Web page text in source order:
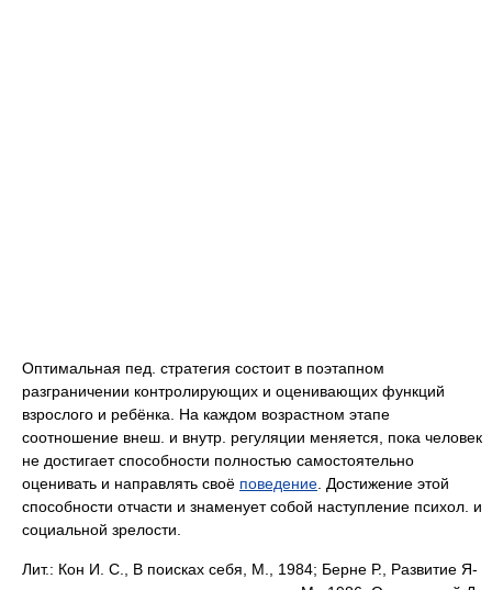
Оптимальная пед. стратегия состоит в поэтапном
разграничении контролирующих и оценивающих функций
взрослого и ребёнка. На каждом возрастном этапе
соотношение внеш. и внутр. регуляции меняется, пока человек
не достигает способности полностью самостоятельно
оценивать и направлять своё поведение . Достижение этой
способности отчасти и знаменует собой наступление психол. и
социальной зрелости.
Лит.: Кон И. С., В поисках себя, М., 1984; Берне Р., Развитие Я-